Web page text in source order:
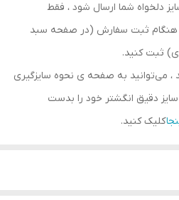
دلخواه شما ارسال شود ، فقط
هنگام ثبت سفارش (در صفحه سبد
ثبت کنید.
، می‌توانید به صفحه ی نحوه سایزگیری
دقیق انگشتر خود را بدست
کلیک کنید.